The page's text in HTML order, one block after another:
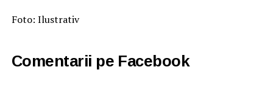
Foto: Ilustrativ
Comentarii pe Facebook